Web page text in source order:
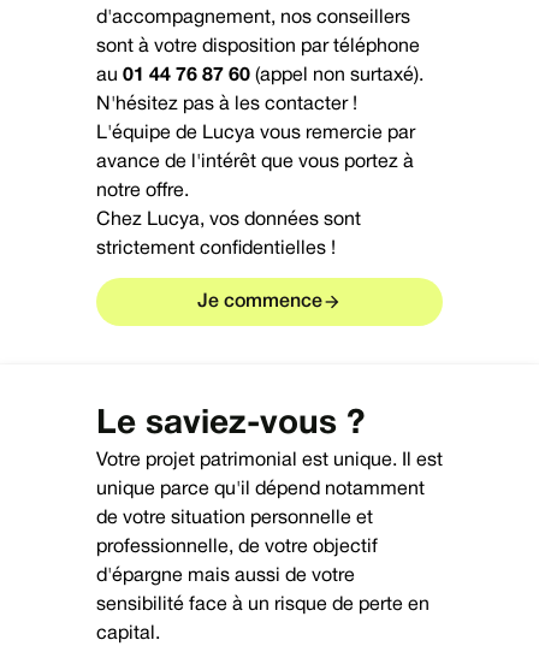
d'accompagnement, nos conseillers
sont à votre disposition par téléphone
au 01 44 76 87 60 (appel non surtaxé).
N'hésitez pas à les contacter !
L'équipe de Lucya vous remercie par
avance de l'intérêt que vous portez à
notre offre.
Chez Lucya, vos données sont
strictement confidentielles !
Je commence
Le saviez-vous ?
Votre projet patrimonial est unique. Il est
unique parce qu'il dépend notamment
de votre situation personnelle et
professionnelle, de votre objectif
d'épargne mais aussi de votre
sensibilité face à un risque de perte en
capital.